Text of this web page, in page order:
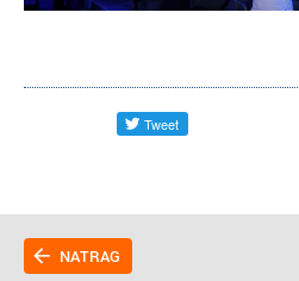
NATRAG